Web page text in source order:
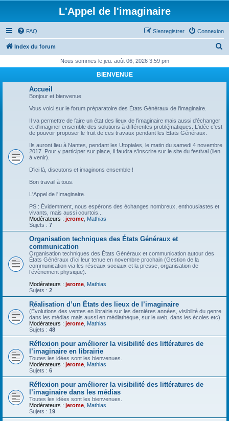
L'Appel de l'imaginaire
FAQ Connexion
S’enregistrer
Index du forum
h
Nous sommes le jeu. août 06, 2026 3:59 pm
BIENVENUE
Accueil
Bonjour et bienvenue
Vous voici sur le forum préparatoire des États Généraux de l'imaginaire.
Il va permettre de faire un état des lieux de l'imaginaire mais aussi d'échanger
et d'imaginer ensemble des solutions à différentes problématiques. L'idée c'est
de pouvoir proposer le fruit de ces travaux pendant les États Généraux.
Ils auront lieu à Nantes, pendant les Utopiales, le matin du samedi 4 novembre
2017. Pour y participer sur place, il faudra s'inscrire sur le site du festival (lien
à venir).
D'ici là, discutons et imaginons ensemble !
Bon travail à tous.
L'Appel de l'Imaginaire.
PS : Évidemment, nous espérons des échanges nombreux, enthousiastes et
vivants, mais aussi courtois...
Modérateurs : jerome Mathias
Sujets : 7
Organisation techniques des États Généraux et
communication
Organisation techniques des États Généraux et communication autour des
États Généraux d’ici leur tenue en novembre prochain (Gestion de la
communication via les réseaux sociaux et la presse, organisation de
l’évènement physique).
Modérateurs : jerome Mathias
Sujets : 2
Réalisation d’un États des lieux de l’imaginaire
(Évolutions des ventes en librairie sur les dernières années, visibilité du genre
dans les médias mais aussi en médiathèque, sur le web, dans les écoles etc).
Modérateurs : jerome Mathias
Sujets : 48
Réflexion pour améliorer la visibilité des littératures de
l’imaginaire en librairie
Toutes les idées sont les bienvenues.
Modérateurs : jerome Mathias
Sujets : 6
Réflexion pour améliorer la visibilité des littératures de
l’imaginaire dans les médias
Toutes les idées sont les bienvenues.
Modérateurs : jerome Mathias
Sujets : 19